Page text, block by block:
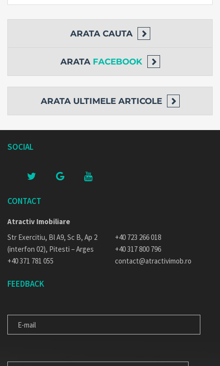
ARATA CAUTA
ARATA FACEBOOK
ARATA ULTIMELE ARTICOLE
SOCIAL
CONTACT
Atractiv Imobiliare
Str Exercitiu, Bl A9, Sc B, Ap 2
(interfon 02), Pitesti – Arges
+40 371 781 055
+40 723 266 018
+40 317 800 796
contact@atractivimob.ro
FEEDBACK
MAIL